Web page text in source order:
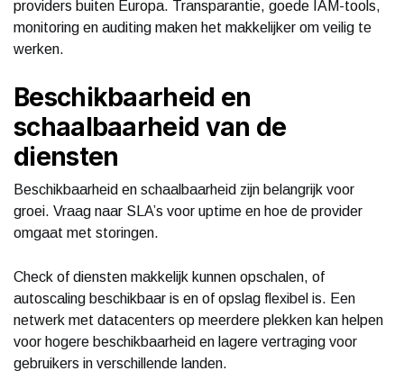
providers buiten Europa. Transparantie, goede IAM-tools,
monitoring en auditing maken het makkelijker om veilig te
werken.
Beschikbaarheid en
schaalbaarheid van de
diensten
Beschikbaarheid en schaalbaarheid zijn belangrijk voor
groei. Vraag naar SLA’s voor uptime en hoe de provider
omgaat met storingen.
Check of diensten makkelijk kunnen opschalen, of
autoscaling beschikbaar is en of opslag flexibel is. Een
netwerk met datacenters op meerdere plekken kan helpen
voor hogere beschikbaarheid en lagere vertraging voor
gebruikers in verschillende landen.